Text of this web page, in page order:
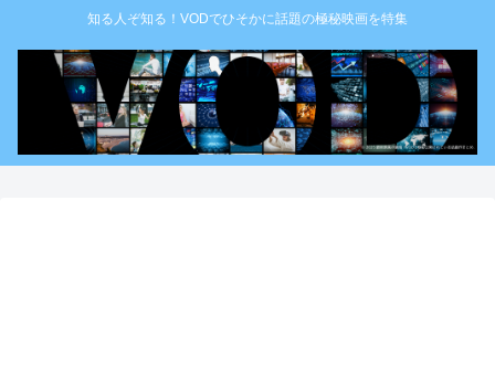
知る人ぞ知る！VODでひそかに話題の極秘映画を特集